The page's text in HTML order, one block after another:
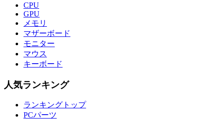
CPU
GPU
メモリ
マザーボード
モニター
マウス
キーボード
人気ランキング
ランキングトップ
PCパーツ